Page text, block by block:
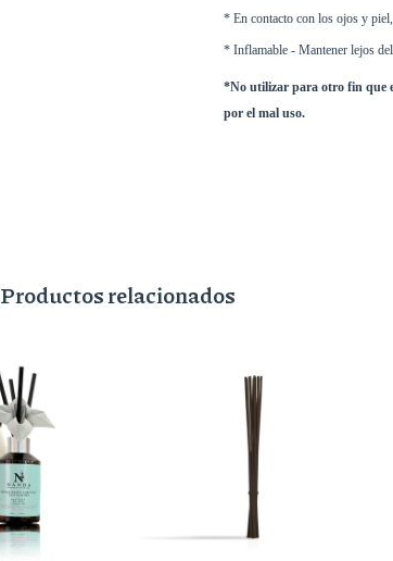
* En contacto con los ojos y
* Inflamable - Mantener lejos
*No utilizar para otro fin que
por el mal uso.
Productos relacionados